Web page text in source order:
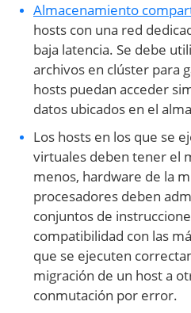
Almacenamiento
hosts con una red
baja latencia. Se debe
archivos en clúster para
hosts puedan acceder
datos ubicados en el
Los hosts en los que se
virtuales deben tener el
menos, hardware de la
procesadores deben
conjuntos de
compatibilidad con las
que se ejecuten
migración de un host a
conmutación por error.